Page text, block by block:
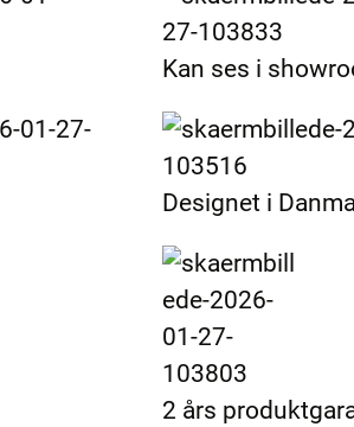
Kan ses i
Designet i
2 års